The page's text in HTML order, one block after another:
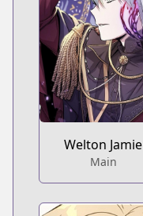
Welton Jamie
Main